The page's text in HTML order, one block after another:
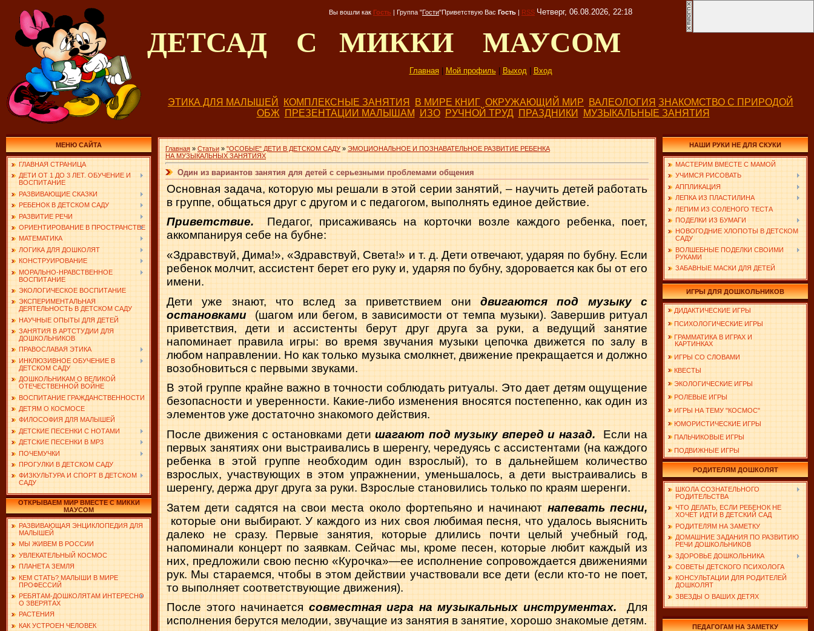
Вы вошли как Гость | Группа "Гости"Приветствую Вас Гость | RSS Четверг, 06.08.2026, 22:18
ДЕТСАД С МИККИ МАУСОМ
Главная| Мой профиль| Выход| Вход
ЭТИКА ДЛЯ МАЛЫШЕЙ КОМПЛЕКСНЫЕ ЗАНЯТИЯ В МИРЕ КНИГ ОКРУЖАЮЩИЙ МИР ВАЛЕОЛОГИЯ ЗНАКОМСТВО С ПРИРОДОЙ
ОБЖ
ПРЕЗЕНТАЦИИ МАЛЫШАМ ИЗО РУЧНОЙ ТРУД ПРАЗДНИКИ МУЗЫКАЛЬНЫЕ ЗАНЯТИЯ
МЕНЮ САЙТА
ГЛАВНАЯ СТРАНИЦА
ДЕТИ ОТ 1 ДО 3 ЛЕТ. ОБУЧЕНИЕ И
ВОСПИТАНИЕ
РАЗВИВАЮЩИЕ СКАЗКИ
РЕБЕНОК В ДЕТСКОМ САДУ
РАЗВИТИЕ РЕЧИ
ОРИЕНТИРОВАНИЕ В ПРОСТРАНСТВЕ
МАТЕМАТИКА
ЛОГИКА ДЛЯ ДОШКОЛЯТ
КОНСТРУИРОВАНИЕ
МОРАЛЬНО-НРАВСТВЕННОЕ
ВОСПИТАНИЕ
ЭКОЛОГИЧЕСКОЕ ВОСПИТАНИЕ
ЭКСПЕРИМЕНТАЛЬНАЯ
ДЕЯТЕЛЬНОСТЬ В ДЕТСКОМ САДУ
НАУЧНЫЕ ОПЫТЫ ДЛЯ ДЕТЕЙ
ЗАНЯТИЯ В АРТСТУДИИ ДЛЯ
ДОШКОЛЬНИКОВ
ПРАВОСЛАВАЯ ЭТИКА
ИНКЛЮЗИВНОЕ ОБУЧЕНИЕ В
ДЕТСКОМ САДУ
ДОШКОЛЬНИКАМ О ВЕЛИКОЙ
ОТЕЧЕСТВЕННОЙ ВОЙНЕ
ВОСПИТАНИЕ ГРАЖДАНСТВЕННОСТИ
ДЕТЯМ О КОСМОСЕ
ФИЛОСОФИЯ ДЛЯ МАЛЫШЕЙ
ДЕТСКИЕ ПЕСЕНКИ С НОТАМИ
ДЕТСКИЕ ПЕСЕНКИ В MP3
ПОЧЕМУЧКИ
ПРОГУЛКИ В ДЕТСКОМ САДУ
ФИЗКУЛЬТУРА И СПОРТ В ДЕТСКОМ
САДУ
ОТКРЫВАЕМ МИР ВМЕСТЕ С МИККИ
МАУСОМ
РАЗВИВАЮЩАЯ ЭНЦИКЛОПЕДИЯ ДЛЯ
МАЛЫШЕЙ
МЫ ЖИВЕМ В РОССИИ
УВЛЕКАТЕЛЬНЫЙ КОСМОС
ПЛАНЕТА ЗЕМЛЯ
КЕМ СТАТЬ? МАЛЫШИ В МИРЕ
ПРОФЕССИЙ
РЕБЯТАМ-ДОШКОЛЯТАМ ИНТЕРЕСНО
О ЗВЕРЯТАХ
РАСТЕНИЯ
КАК УСТРОЕН ЧЕЛОВЕК
Главная » Статьи » "ОСОБЫЕ" ДЕТИ В ДЕТСКОМ САДУ » ЭМОЦИОНАЛЬНОЕ И ПОЗНАВАТЕЛЬНОЕ РАЗВИТИЕ РЕБЕНКА
НА МУЗЫКАЛЬНЫХ ЗАНЯТИЯХ
Один из вариантов занятия для детей с серьезными проблемами общения
Основная задача, которую мы решали в этой серии занятий, – научить детей работать
в группе, общаться друг с другом и с педагогом, выполнять единое действие.
Приветствие.
Педагог, присаживаясь на корточки возле каждого ребенка, поет,
аккомпанируя себе на бубне:
«Здравствуй, Дима!», «Здравствуй, Света!» и т. д. Дети отвечают, ударяя по бубну. Если
ребенок молчит, ассистент берет его руку и, ударяя по бубну, здоровается как бы от его
имени.
Дети уже знают, что вслед за приветствием они двигаются под музыку с
остановками
(шагом или бегом, в зависимости от темпа музыки). Завершив ритуал
приветствия, дети и ассистенты берут друг друга за руки, а ведущий занятие
напоминает правила игры: во время звучания музыки цепочка движется по залу в
любом направлении. Но как только музыка смолкнет, движение прекращается и должно
возобновиться с первыми звуками.
В этой группе крайне важно в точности соблюдать ритуалы. Это дает детям ощущение
безопасности и уверенности. Какие-либо изменения вносятся постепенно, как один из
элементов уже достаточно знакомого действия.
После движения с остановками детишагают под музыку вперед и назад.
Если на
первых занятиях они выстраивались в шеренгу, чередуясь с ассистентами (на каждого
ребенка в этой группе необходим один взрослый), то в дальнейшем количество
взрослых, участвующих в этом упражнении, уменьшалось, а дети выстраивались в
шеренгу, держа друг друга за руки. Взрослые становились только по краям шеренги.
Затем дети садятся на свои места около фортепьяно и начинают напевать песни,
которые они выбирают. У каждого из них своя любимая песня, что удалось выяснить
далеко не сразу. Первые занятия, которые длились почти целый учебный год,
напоминали концерт по заявкам. Сейчас мы, кроме песен, которые любит каждый из
них, предложили свою песню «Курочка»—ее исполнение сопровождается движениями
рук. Мы стараемся, чтобы в этом действии участвовали все дети (если кто-то не поет,
то выполняет соответствующие движения).
После этого начинается совместная игра на музыкальных инструментах.
Для
исполнения берутся мелодии, звучащие из занятия в занятие, хорошо знакомые детям.
НАШИ РУКИ НЕ ДЛЯ СКУКИ
МАСТЕРИМ ВМЕСТЕ С МАМОЙ
УЧИМСЯ РИСОВАТЬ
АППЛИКАЦИЯ
ЛЕПКА ИЗ ПЛАСТИЛИНА
ЛЕПИМ ИЗ СОЛЕНОГО ТЕСТА
ПОДЕЛКИ ИЗ БУМАГИ
НОВОГОДНИЕ ХЛОПОТЫ В ДЕТСКОМ
САДУ
ВОЛШЕБНЫЕ ПОДЕЛКИ СВОИМИ
РУКАМИ
ЗАБАВНЫЕ МАСКИ ДЛЯ ДЕТЕЙ
ИГРЫ ДЛЯ ДОШКОЛЬНИКОВ
ДИДАКТИЧЕСКИЕ ИГРЫ
ПСИХОЛОГИЧЕСКИЕ ИГРЫ
ГРАММАТИКА В ИГРАХ И
КАРТИНКАХ
ИГРЫ СО СЛОВАМИ
КВЕСТЫ
ЭКОЛОГИЧЕСКИЕ ИГРЫ
РОЛЕВЫЕ ИГРЫ
ИГРЫ НА ТЕМУ "КОСМОС"
ЮМОРИСТИЧЕСКИЕ ИГРЫ
ПАЛЬЧИКОВЫЕ ИГРЫ
ПОДВИЖНЫЕ ИГРЫ
РОДИТЕЛЯМ ДОШКОЛЯТ
ШКОЛА СОЗНАТЕЛЬНОГО
РОДИТЕЛЬСТВА
ЧТО ДЕЛАТЬ, ЕСЛИ РЕБЕНОК НЕ
ХОЧЕТ ИДТИ В ДЕТСКИЙ САД
РОДИТЕЛЯМ НА ЗАМЕТКУ
ДОМАШНИЕ ЗАДАНИЯ ПО РАЗВИТИЮ
РЕЧИ ДОШКОЛЬНИКОВ
ЗДОРОВЬЕ ДОШКОЛЬНИКА
СОВЕТЫ ДЕТСКОГО ПСИХОЛОГА
КОНСУЛЬТАЦИИ ДЛЯ РОДИТЕЛЕЙ
ДОШКОЛЯТ
ЗВЕЗДЫ О ВАШИХ ДЕТЯХ
ПЕДАГОГАМ НА ЗАМЕТКУ